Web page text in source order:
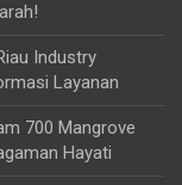
Industry
Layanan
700 Mangrove
Hayati